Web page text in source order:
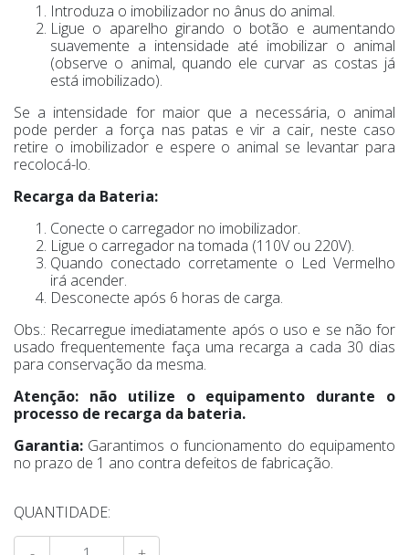
Introduza o imobilizador no ânus do animal.
Ligue o aparelho girando o botão e aumentando
suavemente a intensidade até imobilizar o animal
(observe o animal, quando ele curvar as costas já
está imobilizado).
Se a intensidade for maior que a necessária, o animal
pode perder a força nas patas e vir a cair, neste caso
retire o imobilizador e espere o animal se levantar para
recolocá-lo.
Recarga da Bateria:
Conecte o carregador no imobilizador.
Ligue o carregador na tomada (110V ou 220V).
Quando conectado corretamente o Led Vermelho
irá acender.
Desconecte após 6 horas de carga.
Obs.: Recarregue imediatamente após o uso e se não for
usado frequentemente faça uma recarga a cada 30 dias
para conservação da mesma.
Atenção: não utilize o equipamento durante o
processo de recarga da bateria.
Garantia: Garantimos o funcionamento do equipamento
no prazo de 1 ano contra defeitos de fabricação.
QUANTIDADE: